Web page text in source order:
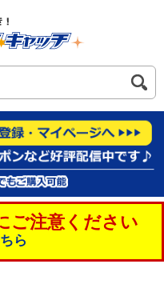
ご注意ください
ら